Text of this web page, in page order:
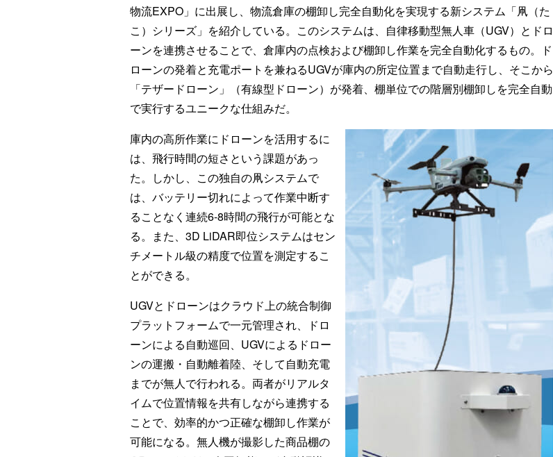
物流EXPO」に出展し、物流倉庫の棚卸し完全自動化を実現する新システム「凧（た
こ）シリーズ」を紹介している。このシステムは、自律移動型無人車（UGV）とドロ
ーンを連携させることで、倉庫内の点検および棚卸し作業を完全自動化するもの。ド
ローンの発着と充電ポートを兼ねるUGVが庫内の所定位置まで自動走行し、そこから
「テザードローン」（有線型ドローン）が発着、棚単位での階層別棚卸しを完全自動
で実行するユニークな仕組みだ。
庫内の高所作業にドローンを活用するに
は、飛行時間の短さという課題があっ
た。しかし、この独自の凧システムで
は、バッテリー切れによって作業中断す
ることなく連続6-8時間の飛行が可能とな
る。また、3D LiDAR即位システムはセン
チメートル級の精度で位置を測定するこ
とができる。
UGVとドローンはクラウド上の統合制御
プラットフォームで一元管理され、ドロ
ーンによる自動巡回、UGVによるドロー
ンの運搬・自動離着陸、そして自動充電
までが無人で行われる。両者がリアルタ
イムで位置情報を共有しながら連携する
ことで、効率的かつ正確な棚卸し作業が
可能になる。無人機が撮影した商品棚の